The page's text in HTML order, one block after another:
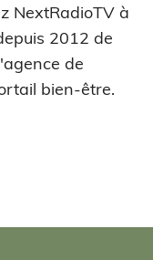
NextRadioTV à
2012 de
de
bien-être.